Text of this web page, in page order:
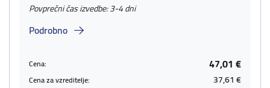
Povprečni čas izvedbe: 3-4 dni
Podrobno
Cena: 47,01 €
Cena za vzreditelje: 37,61 €